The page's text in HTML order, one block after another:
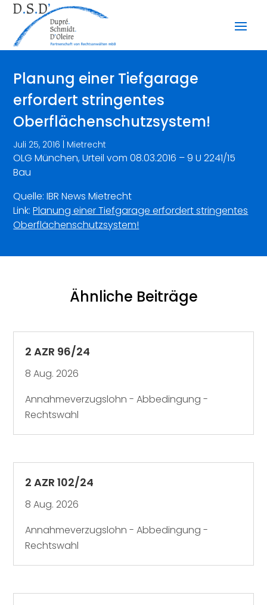
Planung einer Tiefgarage
erfordert stringentes
Oberflächenschutzsystem!
Juli 25, 2016 | Mietrecht
OLG München, Urteil vom 08.03.2016 – 9 U 2241/15
Bau
Quelle: IBR News Mietrecht
Link:Planung einer Tiefgarage erfordert stringentes
Oberflächenschutzsystem!
Ähnliche Beiträge
2 AZR 96/24
8 Aug. 2026
Annahmeverzugslohn - Abbedingung -
Rechtswahl
2 AZR 102/24
8 Aug. 2026
Annahmeverzugslohn - Abbedingung -
Rechtswahl